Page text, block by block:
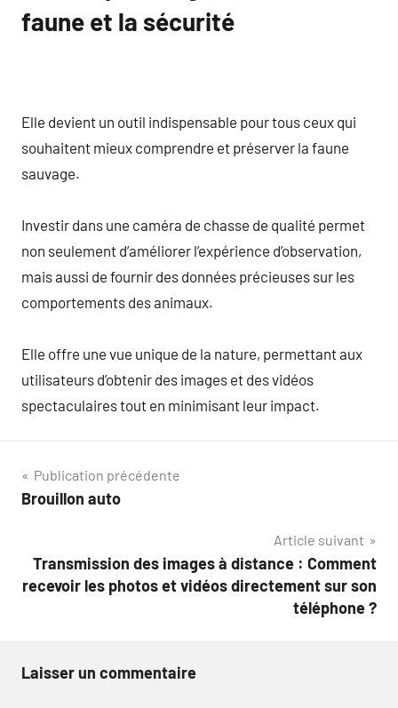
faune et la sécurité
Elle devient un outil indispensable pour tous ceux qui
souhaitent mieux comprendre et préserver la faune
sauvage.
Investir dans une caméra de chasse de qualité permet
non seulement d’améliorer l’expérience d’observation,
mais aussi de fournir des données précieuses sur les
comportements des animaux.
Elle offre une vue unique de la nature, permettant aux
utilisateurs d’obtenir des images et des vidéos
spectaculaires tout en minimisant leur impact.
Navigation
de
Publication précédente
Brouillon auto
Article suivant
Transmission des images à distance : Comment
recevoir les photos et vidéos directement sur son
téléphone ?
Laisser un commentaire